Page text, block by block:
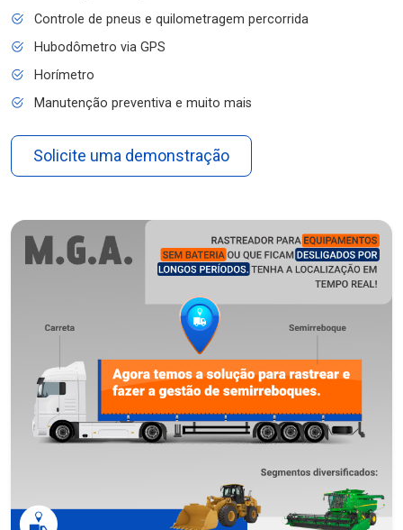
Controle de pneus e quilometragem percorrida
Hubodômetro via GPS
Horímetro
Manutenção preventiva e muito mais
Solicite uma demonstração